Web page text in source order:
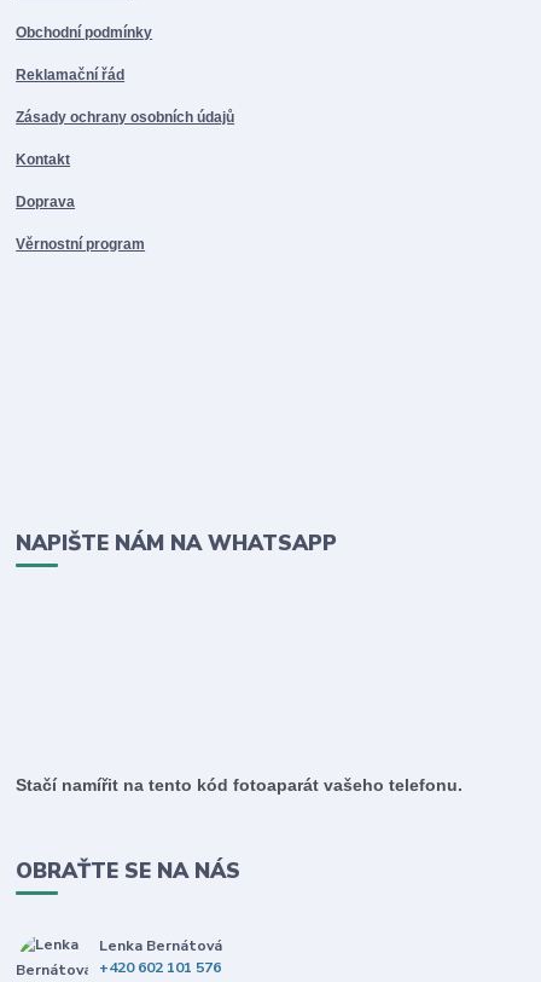
Obchodní podmínky
Reklamační řád
Zásady ochrany osobních údajů
Kontakt
Doprava
Věrnostní program
NAPIŠTE NÁM NA WHATSAPP
Stačí namířit na tento kód fotoaparát vašeho telefonu.
OBRAŤTE SE NA NÁS
Lenka Bernátová
+420 602 101 576